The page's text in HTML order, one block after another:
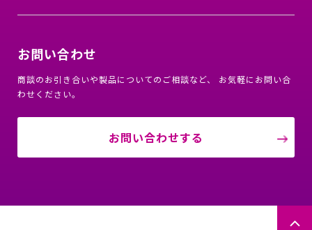
お問い合わせ
商談のお引き合いや製品についてのご相談など、 お気軽にお問い合
わせください。
お問い合わせする